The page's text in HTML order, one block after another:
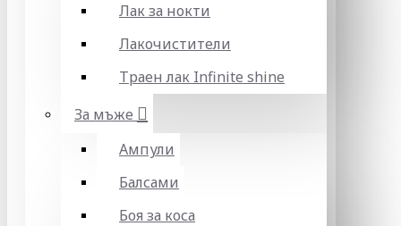
Лак за нокти
Лакочистители
Траен лак Infinite shine
За мъже
Ампули
Балсами
Боя за коса